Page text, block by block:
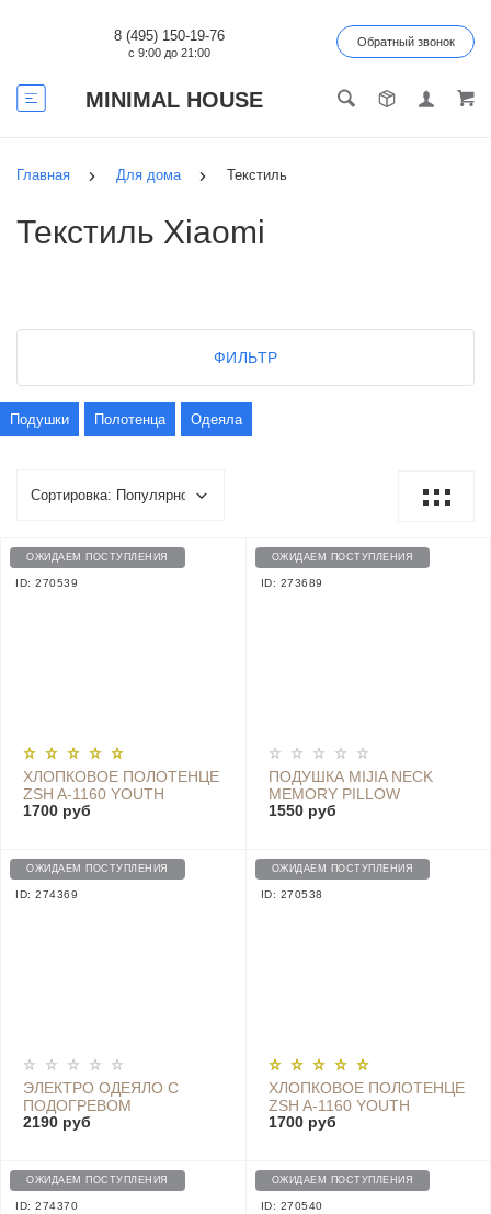
MINIMAL HOUSE
8 (495) 150-19-76
с 9:00 до 21:00
Обратный звонок
Главная Для дома Текстиль
Текстиль Xiaomi
ФИЛЬТР
Подушки Полотенца Одеяла
ОЖИДАЕМ ПОСТУПЛЕНИЯ
ID: 270539
ХЛОПКОВОЕ ПОЛОТЕНЦЕ
ZSH A-1160 YOUTH
SERIES, PURPLE, 140 CM
1700 руб
ОЖИДАЕМ ПОСТУПЛЕНИЯ
ID: 273689
ПОДУШКА MIJIA NECK
MEMORY PILLOW
MJYZ018H
1550 руб
ОЖИДАЕМ ПОСТУПЛЕНИЯ
ID: 274369
ЭЛЕКТРО ОДЕЯЛО С
ПОДОГРЕВОМ
ДВУСПАЛЬНОЕ SMALL
2190 руб
ОЖИДАЕМ ПОСТУПЛЕНИЯ
ID: 270538
ХЛОПКОВОЕ ПОЛОТЕНЦЕ
ZSH A-1160 YOUTH
SERIES, ORANGE, 140 CM
1700 руб
ОЖИДАЕМ ПОСТУПЛЕНИЯ
ID: 274370
ОЖИДАЕМ ПОСТУПЛЕНИЯ
ID: 270540